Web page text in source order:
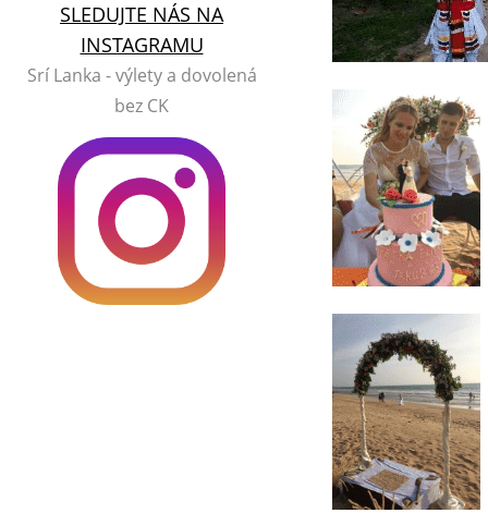
SLEDUJTE NÁS NA
INSTAGRAMU
Srí Lanka - výlety a dovolená
bez CK